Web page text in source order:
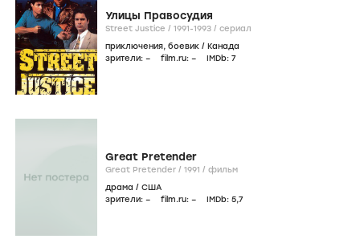
Улицы Правосудия
Street Justice / 1991-1993 / сериал
приключения, боевик / Канада
зрители: – film.ru: – IMDb: 7
Great Pretender
Great Pretender / 1991 / фильм
драма / США
зрители: – film.ru: – IMDb: 5,7